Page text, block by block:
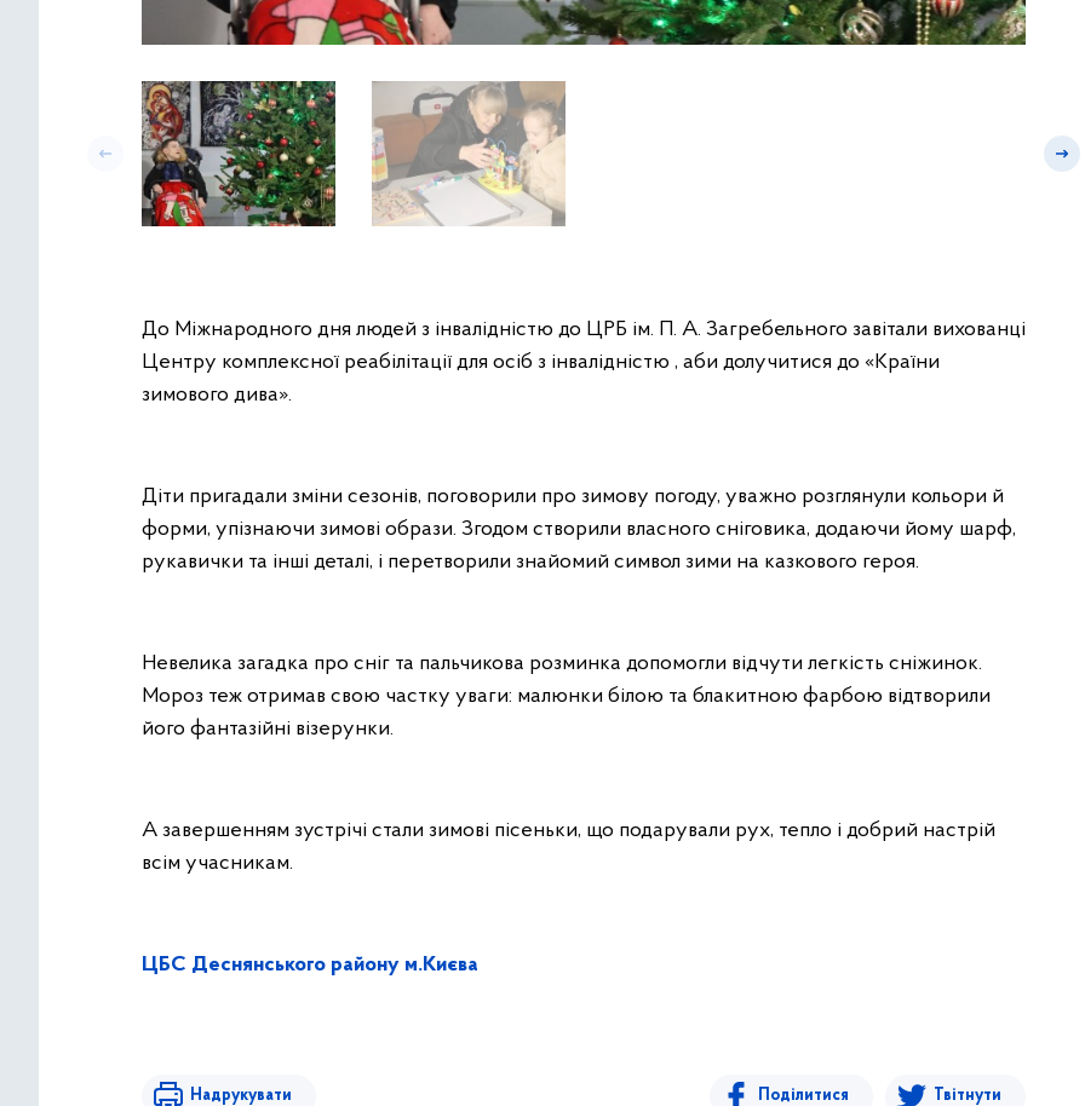
До Міжнародного дня людей з інвалідністю до ЦРБ ім. П. А. Загребельного завітали вихованці
Центру комплексної реабілітації для осіб з інвалідністю , аби долучитися до «Країни
зимового дива».
Діти пригадали зміни сезонів, поговорили про зимову погоду, уважно розглянули кольори й
форми, упізнаючи зимові образи. Згодом створили власного сніговика, додаючи йому шарф,
рукавички та інші деталі, і перетворили знайомий символ зими на казкового героя.
Невелика загадка про сніг та пальчикова розминка допомогли відчути легкість сніжинок.
Мороз теж отримав свою частку уваги: малюнки білою та блакитною фарбою відтворили
його фантазійні візерунки.
А завершенням зустрічі стали зимові пісеньки, що подарували рух, тепло і добрий настрій
всім учасникам.
ЦБС Деснянського району м.Києва
Надрукувати Поділитися Твітнути